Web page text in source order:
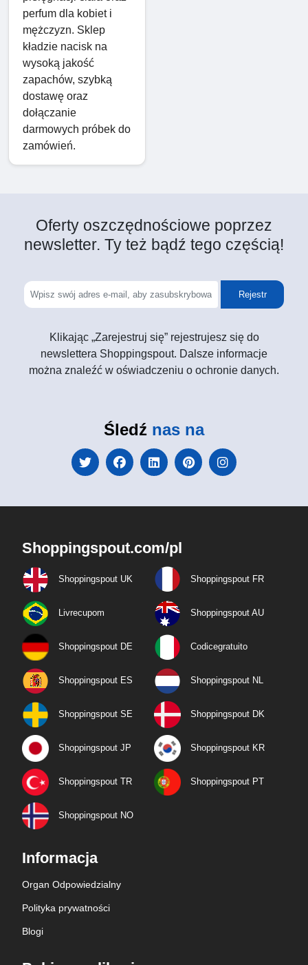
perfum dla kobiet i
mężczyzn. Sklep
kładzie nacisk na
wysoką jakość
zapachów, szybką
dostawę oraz
dołączanie
darmowych próbek do
zamówień.
Oferty oszczędnościowe poprzez
newsletter. Ty też bądź tego częścią!
Rejestr
Klikając „Zarejestruj się” rejestrujesz się do
newslettera Shoppingspout. Dalsze informacje
można znaleźć w oświadczeniu o ochronie danych.
Śledź nas na
Shoppingspout.com/pl
Shoppingspout UK Shoppingspout FR
Livrecupom Shoppingspout AU
Shoppingspout DE Codicegratuito
Shoppingspout ES Shoppingspout NL
Shoppingspout SE Shoppingspout DK
Shoppingspout JP Shoppingspout KR
Shoppingspout TR Shoppingspout PT
Shoppingspout NO
Informacja
Organ Odpowiedzialny
Polityka prywatności
Blogi